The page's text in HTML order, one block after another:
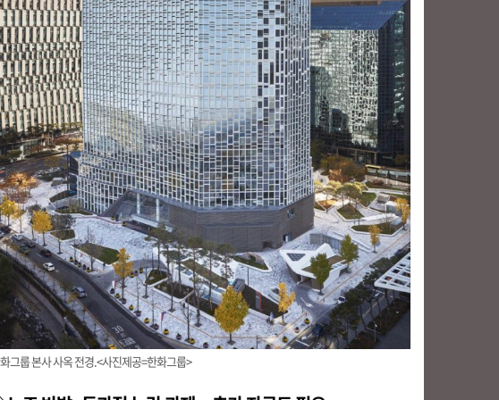
그룹 본사 사옥 전경.<사진제공=한화그룹>